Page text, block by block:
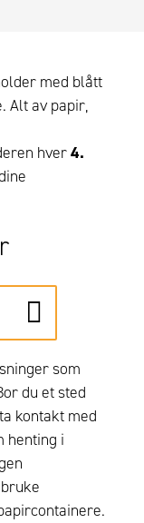
med blått
Alt av papir,
hver4.
som
du et sted
kontakt med
henting i